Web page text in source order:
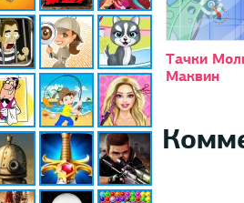
Тачки
Маквин